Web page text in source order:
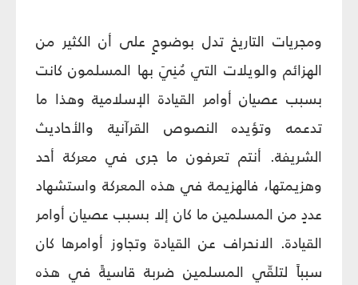
ومجريات التاريخ تدل بوضوحٍ على أن الكثير من
الهزائم والويلات التي مُنِيَ بها المسلمون كانت
بسبب عصيان أوامر القيادة الإسلامية وهذا ما
تدعمه وتؤيده النصوص القرآنية والأحاديث
الشريفة. أنتم تعرفون ما جرى في معركة أحد
وهزيمتها، فالهزيمة في هذه المعركة واستشهاد
عددٍ من المسلمين ما كان إلا بسبب عصيان أوامر
القيادة. الانحراف عن القيادة وتجاوز أوامرها كان
سبباً لتلقّي المسلمين ضربة قاسيةً في هذه